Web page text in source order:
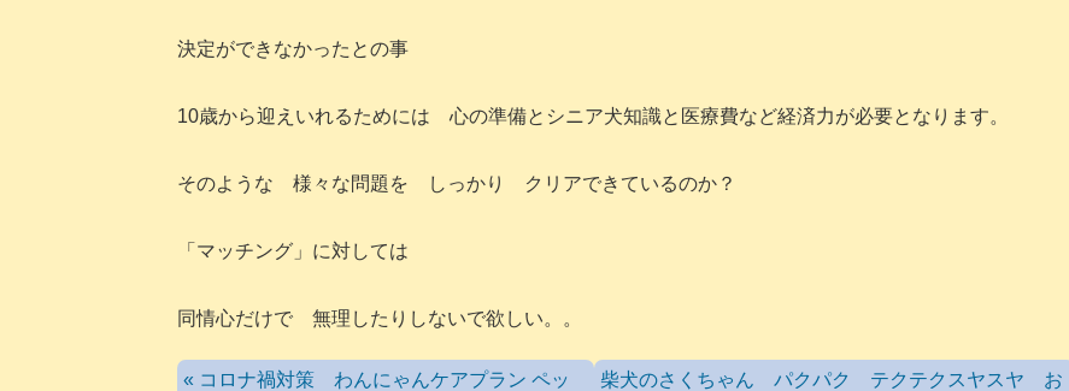
決定ができなかったとの事
10歳から迎えいれるためには 心の準備とシニア犬知識と医療費など経済力が必要となります。
そのような 様々な問題を しっかり クリアできているのか？
「マッチング」に対しては
同情心だけで 無理したりしないで欲しい。。
« コロナ禍対策 わんにゃんケアプラン ペッ
柴犬のさくちゃん パクパク テクテクスヤスヤ お